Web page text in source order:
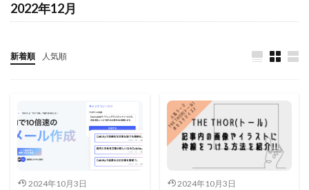
2022年12月
新着順 人気順
2024年10月3日 2024年10月3日